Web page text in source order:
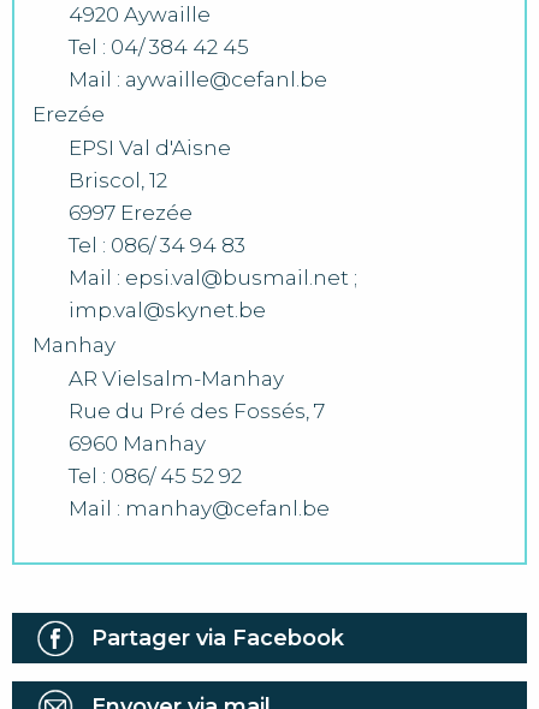
4920 Aywaille
Tel : 04/ 384 42 45
Mail : aywaille@cefanl.be
Erezée
EPSI Val d'Aisne
Briscol, 12
6997 Erezée
Tel : 086/ 34 94 83
Mail : epsi.val@busmail.net ;
imp.val@skynet.be
Manhay
AR Vielsalm-Manhay
Rue du Pré des Fossés, 7
6960 Manhay
Tel : 086/ 45 52 92
Mail : manhay@cefanl.be
Partager via Facebook